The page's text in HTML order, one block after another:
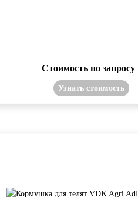
Стоимость по запросу
Узнать стоимость